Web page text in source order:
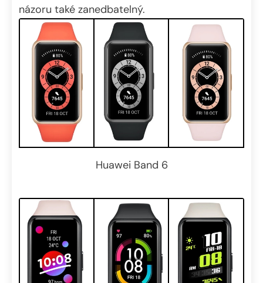
názoru také zanedbatelný.
Huawei Band 6